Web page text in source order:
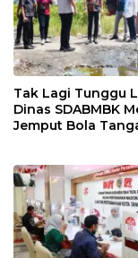
Tak Lagi Tunggu
Dinas SDABMBK Medan
Jemput Bola